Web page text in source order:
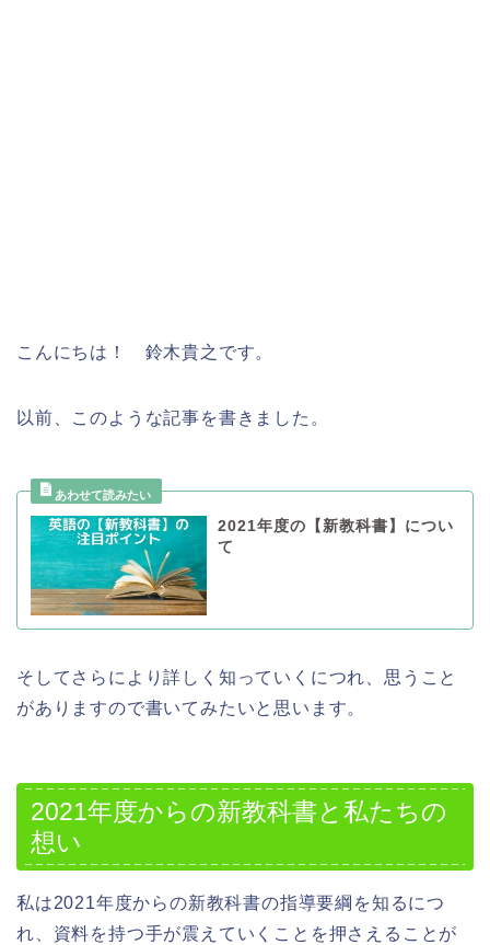
こんにちは！ 鈴木貴之です。
以前、このような記事を書きました。
2021年度の【新教科書】につい
て
そしてさらにより詳しく知っていくにつれ、思うこと
がありますので書いてみたいと思います。
2021年度からの新教科書と私たちの
想い
私は2021年度からの新教科書の指導要綱を知るにつ
れ、資料を持つ手が震えていくことを押さえることが